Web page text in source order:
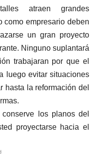
atraen grandes
como empresario deben
un gran proyecto
Ninguno suplantará
trabajaran por que el
luego evitar situaciones
hasta la reformación del
los planos del
proyectarse hacia el